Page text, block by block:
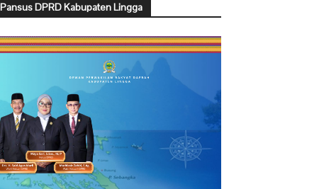
Pansus DPRD Kabupaten Lingga